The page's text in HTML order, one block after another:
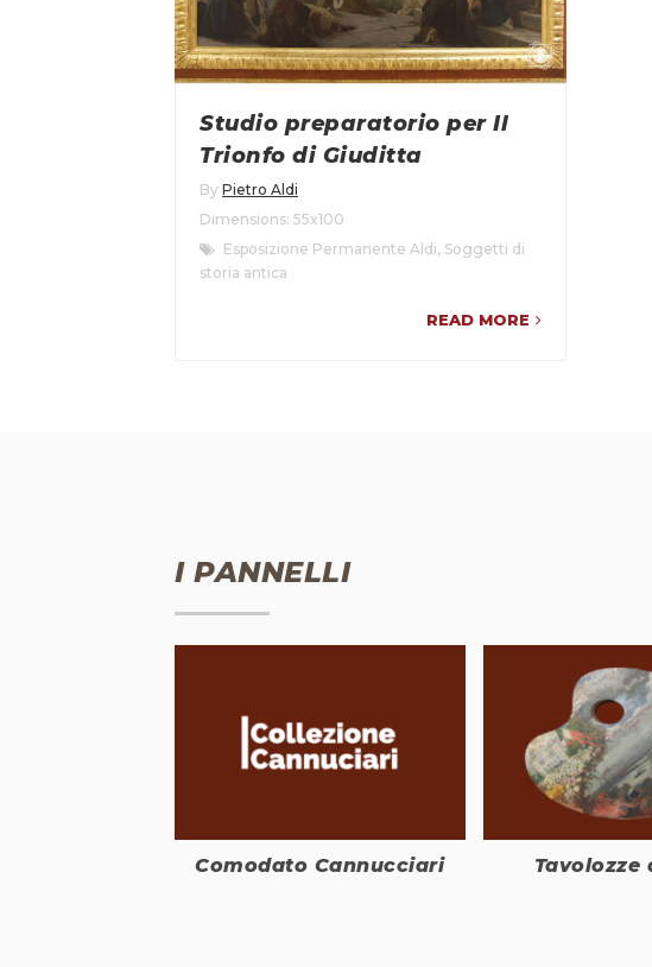
Studio preparatorio per Il
Trionfo di Giuditta
By Pietro Aldi
Dimensions: 55x100
Esposizione Permanente Aldi, Soggetti di
storia antica
READ MORE
I PANNELLI
Comodato Cannucciari Tavolozze